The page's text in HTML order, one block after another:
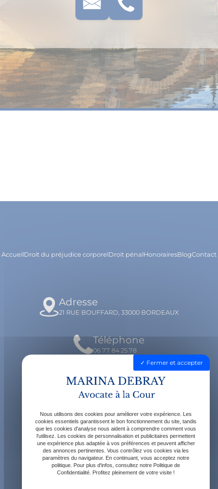
AccueilDroit du préjudice corporelDroit pénalHonorairesBlogContact
Adresse
21 RUE BOUFFARD, 33000 BORDEAUX
Téléphone
06 77 84 25 78
Email
contact@avocatdebray.fr
Horaires
Lundi - Vendredi : 9h - 19h
Fermer et accepter
Nous utilisons des cookies pour améliorer votre expérience. Les
cookies essentiels garantissent le bon fonctionnement du site, tandis
que les cookies d'analyse nous aident à comprendre comment vous
l'utilisez. Les cookies de personnalisation et publicitaires permettent
une expérience plus adaptée à vos préférences et peuvent afficher
des annonces pertinentes. Vous contrôlez vos cookies via les
paramètres du navigateur. En continuant, vous acceptez notre
politique. Pour plus d'infos, consultez notre Politique de
Confidentialité. Profitez pleinement de votre visite !